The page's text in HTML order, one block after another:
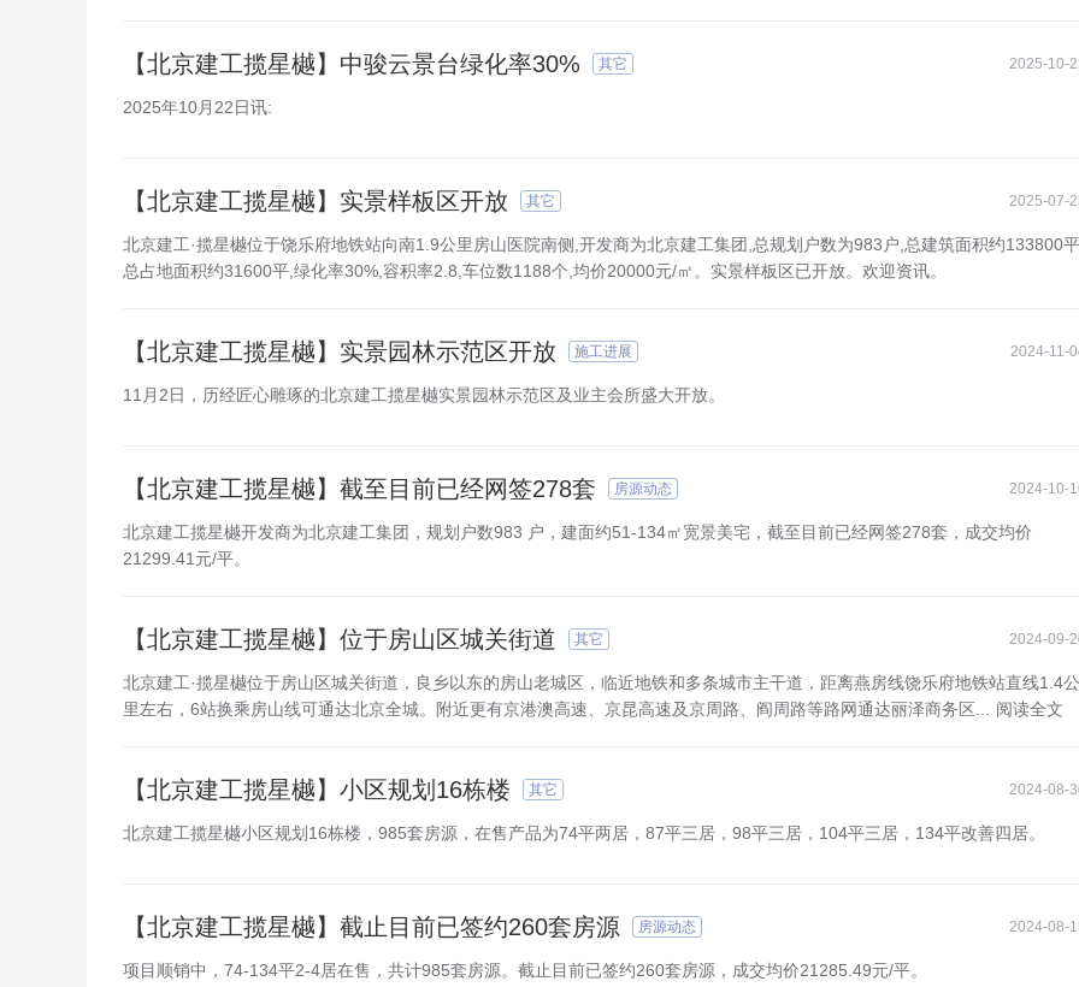
【北京建工揽星樾】中骏云景台绿化率30% 其它 2025-10-
2025年10月22日讯:
【北京建工揽星樾】实景样板区开放 其它 2025-07-
北京建工·揽星樾位于饶乐府地铁站向南1.9公里房山医院南侧,开发商为北京建工集团,总规划户数为983户,总建筑面积约133800平,
总占地面积约31600平,绿化率30%,容积率2.8,车位数1188个,均价20000元/㎡。实景样板区已开放。欢迎资讯。
【北京建工揽星樾】实景园林示范区开放 施工进展 2024-11-
11月2日，历经匠心雕琢的北京建工揽星樾实景园林示范区及业主会所盛大开放。
【北京建工揽星樾】截至目前已经网签278套 房源动态 2024-10-
北京建工揽星樾开发商为北京建工集团，规划户数983 户，建面约51-134㎡宽景美宅，截至目前已经网签278套，成交均价
21299.41元/平。
【北京建工揽星樾】位于房山区城关街道 其它 2024-09-
北京建工·揽星樾位于房山区城关街道，良乡以东的房山老城区，临近地铁和多条城市主干道，距离燕房线饶乐府地铁站直线1.4公
里左右，6站换乘房山线可通达北京全城。附近更有京港澳高速、京昆高速及京周路、阎周路等路网通达丽泽商务区...
阅读全文
【北京建工揽星樾】小区规划16栋楼 其它 2024-08-
北京建工揽星樾小区规划16栋楼，985套房源，在售产品为74平两居，87平三居，98平三居，104平三居，134平改善四居。
【北京建工揽星樾】截止目前已签约260套房源 房源动态 2024-08-
项目顺销中，74-134平2-4居在售，共计985套房源。截止目前已签约260套房源，成交均价21285.49元/平。